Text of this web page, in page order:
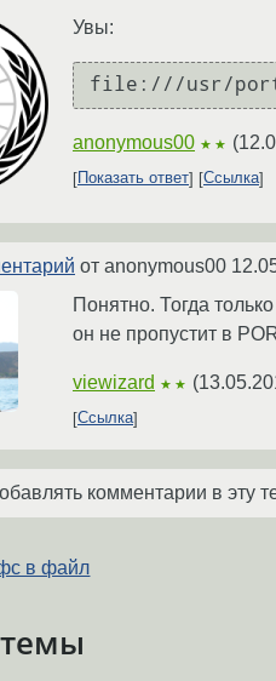
Увы:
anonymous00 ★★ (
Показать ответ
Ссылка
от anonymous00
Понятно. Тогда
он не пропустит в
viewizard ★★ (
Ссылка
комментарии в эту
в файл